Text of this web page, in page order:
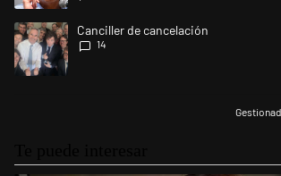
Un artículo de tendencia con el título "Canciller
Canciller de cancelación
14